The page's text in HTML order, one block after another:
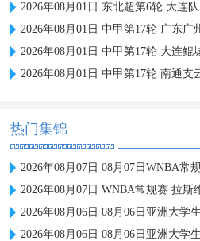
2026年08月01日 东北超第6轮 大连
2026年08月01日 中甲第17轮 广东广州豹
2026年08月01日 中甲第17轮 大连鲲城
2026年08月01日 中甲第17轮 南通支云
热门集锦
2026年08月07日 08月07日WNBA常规赛 洛杉矶火花
2026年08月07日 WNBA常规赛 拉斯维加斯王牌 86 -
2026年08月06日 08月06日亚洲大学生篮球联赛8强赛 清
2026年08月06日 08月06日亚洲大学生篮球联赛8强赛 早